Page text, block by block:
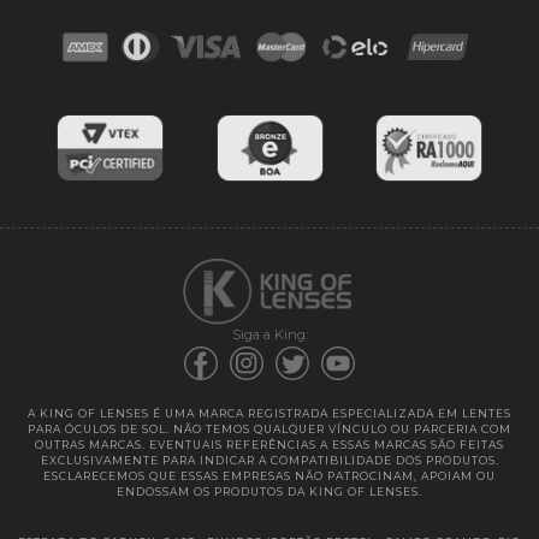
Blog
Cores das lentes
Entregas
Siga a King:
A KING OF LENSES É UMA MARCA REGISTRADA ESPECIALIZADA EM LENTES
PARA ÓCULOS DE SOL. NÃO TEMOS QUALQUER VÍNCULO OU PARCERIA COM
OUTRAS MARCAS. EVENTUAIS REFERÊNCIAS A ESSAS MARCAS SÃO FEITAS
EXCLUSIVAMENTE PARA INDICAR A COMPATIBILIDADE DOS PRODUTOS.
ESCLARECEMOS QUE ESSAS EMPRESAS NÃO PATROCINAM, APOIAM OU
ENDOSSAM OS PRODUTOS DA KING OF LENSES.